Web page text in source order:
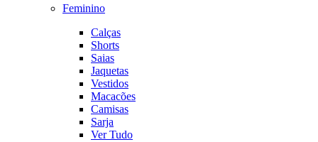
Feminino
Calças
Shorts
Saias
Jaquetas
Vestidos
Macacões
Camisas
Sarja
Ver Tudo